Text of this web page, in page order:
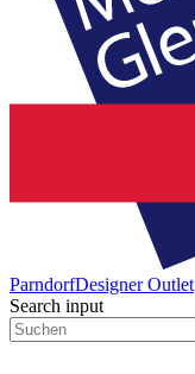
ParndorfDesigner Outlet
Search input